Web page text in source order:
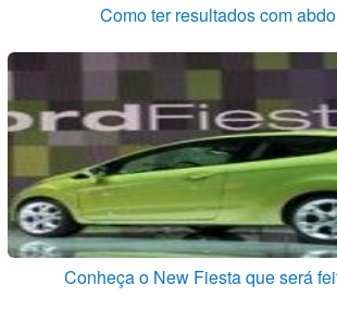
Como ter resultados com
Conheça o New Fiesta que será